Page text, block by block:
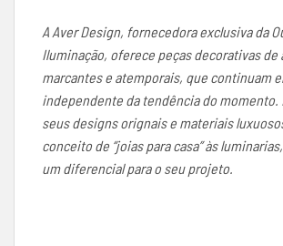
A Aver Design, fornecedora exclusiva da
Iluminação, oferece peças decorativas de
marcantes e atemporais, que continuam
independente da tendência do momento.
seus designs orignais e materiais
conceito de “joias para casa” às
um diferencial para o seu projeto.